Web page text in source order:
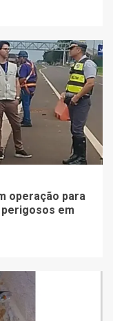
operação para
em